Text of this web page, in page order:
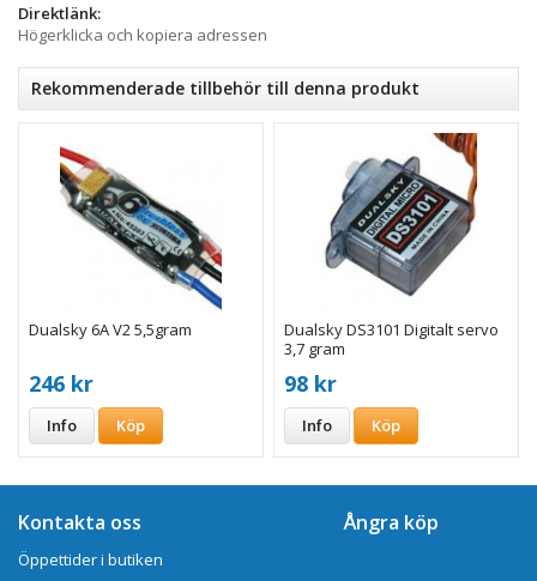
Direktlänk:
Högerklicka och kopiera adressen
Rekommenderade tillbehör till denna produkt
Dualsky 6A V2 5,5gram
246 kr
Info Köp
Dualsky DS3101 Digitalt servo
3,7 gram
98 kr
Info Köp
Kontakta oss
Öppettider i butiken
Ångra köp